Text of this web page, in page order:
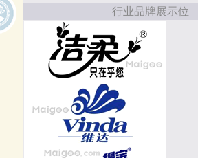
行业品牌展示位